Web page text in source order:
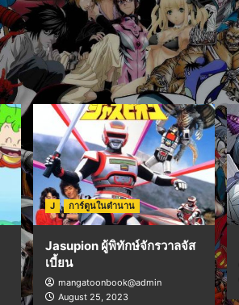
J การ์ตูนในตำนาน
Jasupion ผู้พิทักษ์จักรวาลจัส
เบี้ยน
mangatoonbook@admin
August 25, 2023